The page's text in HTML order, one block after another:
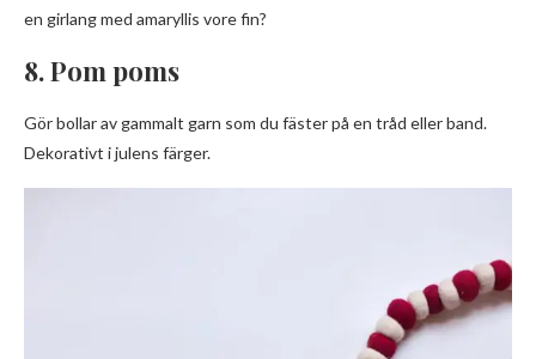
en girlang med amaryllis vore fin?
8. Pom poms
Gör bollar av gammalt garn som du fäster på en tråd eller band.
Dekorativt i julens färger.